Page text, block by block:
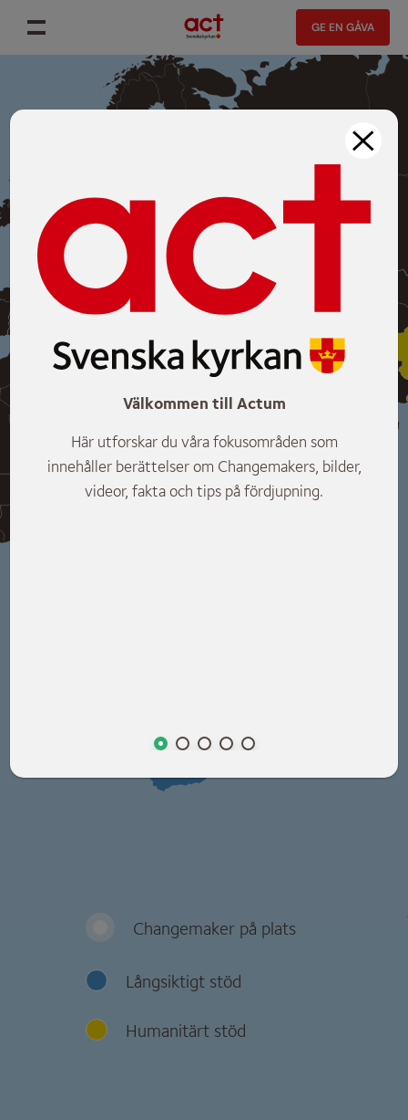
GE EN GÅVA
Changemaker på plats
Långsiktigt stöd
Humanitärt stöd
Välkommen till Actum
Här utforskar du våra fokusområden som
innehåller berättelser om Changemakers, bilder,
videor, fakta och tips på fördjupning.